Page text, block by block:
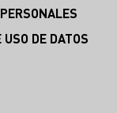
DE DATOS